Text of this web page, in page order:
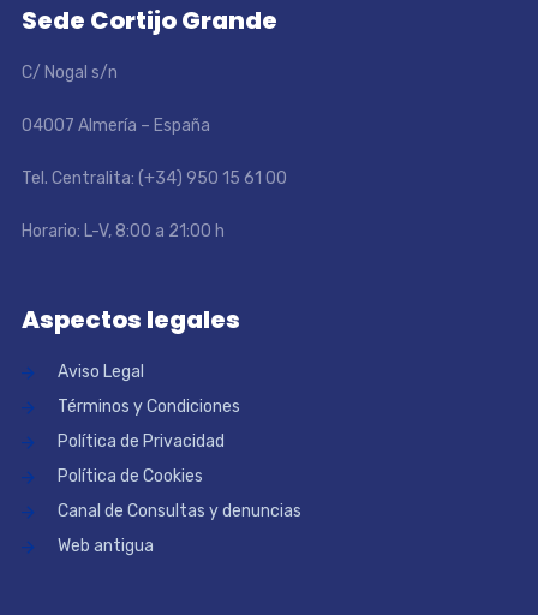
Sede Cortijo Grande
C/ Nogal s/n
04007 Almería – España
Tel. Centralita: (+34) 950 15 61 00
Horario: L-V, 8:00 a 21:00 h
Aspectos legales
Aviso Legal
Términos y Condiciones
Política de Privacidad
Política de Cookies
Canal de Consultas y denuncias
Web antigua